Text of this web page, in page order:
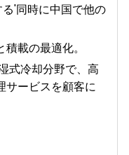
'同時に中国で他の
載の最適化。
式冷却分野で、高
サービスを顧客に